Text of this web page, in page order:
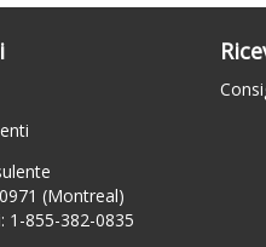
(Montreal)
1-855-382-0835